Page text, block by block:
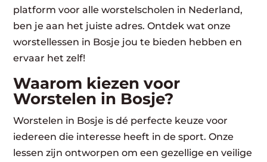
platform voor alle worstelscholen in Nederland,
ben je aan het juiste adres. Ontdek wat onze
worstellessen in Bosje jou te bieden hebben en
ervaar het zelf!
Waarom kiezen voor
Worstelen in Bosje?
Worstelen in Bosje is dé perfecte keuze voor
iedereen die interesse heeft in de sport. Onze
lessen zijn ontworpen om een gezellige en veilige